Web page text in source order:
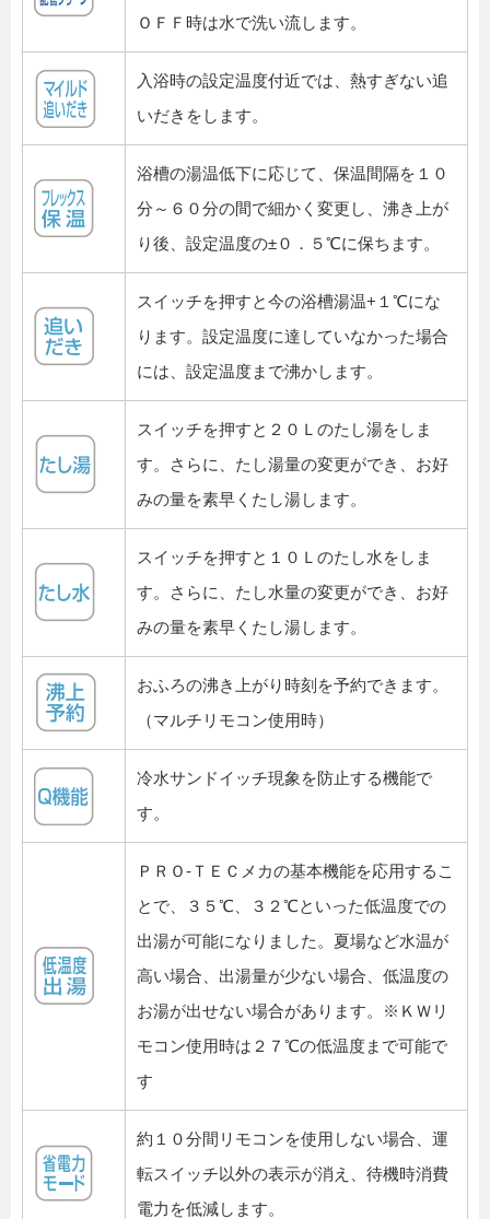
ＯＦＦ時は水で洗い流します。
入浴時の設定温度付近では、熱すぎない追
いだきをします。
浴槽の湯温低下に応じて、保温間隔を１０
分～６０分の間で細かく変更し、沸き上が
り後、設定温度の±０．５℃に保ちます。
スイッチを押すと今の浴槽湯温+１℃にな
ります。設定温度に達していなかった場合
には、設定温度まで沸かします。
スイッチを押すと２０Ｌのたし湯をしま
す。さらに、たし湯量の変更ができ、お好
みの量を素早くたし湯します。
スイッチを押すと１０Ｌのたし水をしま
す。さらに、たし水量の変更ができ、お好
みの量を素早くたし湯します。
おふろの沸き上がり時刻を予約できます。
（マルチリモコン使用時）
冷水サンドイッチ現象を防止する機能で
す。
ＰＲＯ-ＴＥＣメカの基本機能を応用するこ
とで、３５℃、３２℃といった低温度での
出湯が可能になりました。夏場など水温が
高い場合、出湯量が少ない場合、低温度の
お湯が出せない場合があります。※ＫＷリ
モコン使用時は２７℃の低温度まで可能で
す
約１０分間リモコンを使用しない場合、運
転スイッチ以外の表示が消え、待機時消費
電力を低減します。